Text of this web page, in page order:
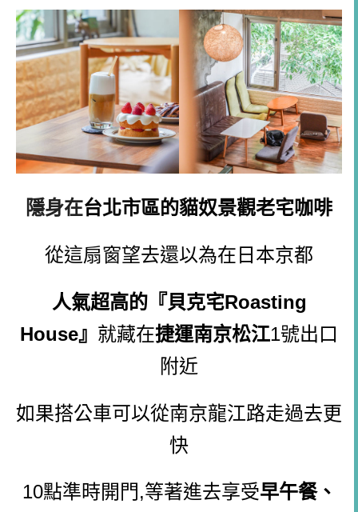
隱身在台北市區的貓奴景觀老宅咖啡
從這扇窗望去還以為在日本京都
人氣超高的『貝克宅Roasting
House』 就藏在捷運南京松江1號出口
附近
如果搭公車可以從南京龍江路走過去更
快
10點準時開門,等著進去享受早午餐、